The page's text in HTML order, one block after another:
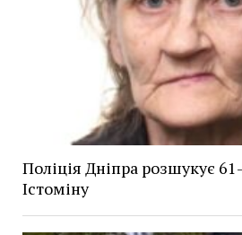
Поліція Дніпра розшукує
Істоміну